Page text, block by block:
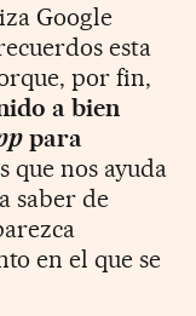
Google
esta
por fin,
a bien
para
que nos ayuda
saber de
en el que se